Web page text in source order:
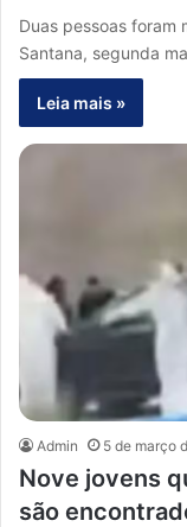
Duas pessoas foram
Santana, segunda
Leia mais »
Admin 5 de março
Nove jovens
são